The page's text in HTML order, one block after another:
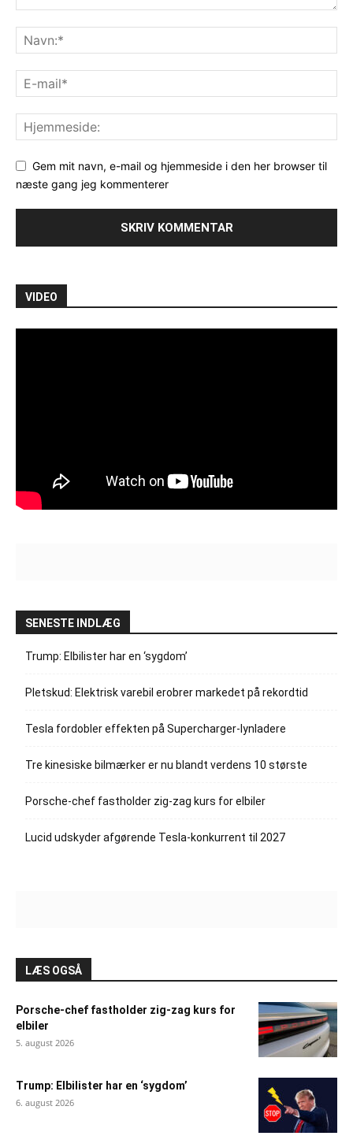
Gem mit navn, e-mail og hjemmeside i den her browser til
næste gang jeg kommenterer
VIDEO
SENESTE INDLÆG
Trump: Elbilister har en ‘sygdom’
Pletskud: Elektrisk varebil erobrer markedet på rekordtid
Tesla fordobler effekten på Supercharger-lynladere
Tre kinesiske bilmærker er nu blandt verdens 10 største
Porsche-chef fastholder zig-zag kurs for elbiler
Lucid udskyder afgørende Tesla-konkurrent til 2027
LÆS OGSÅ
Porsche-chef fastholder zig-zag kurs for
elbiler
5. august 2026
Trump: Elbilister har en ‘sygdom’
6. august 2026